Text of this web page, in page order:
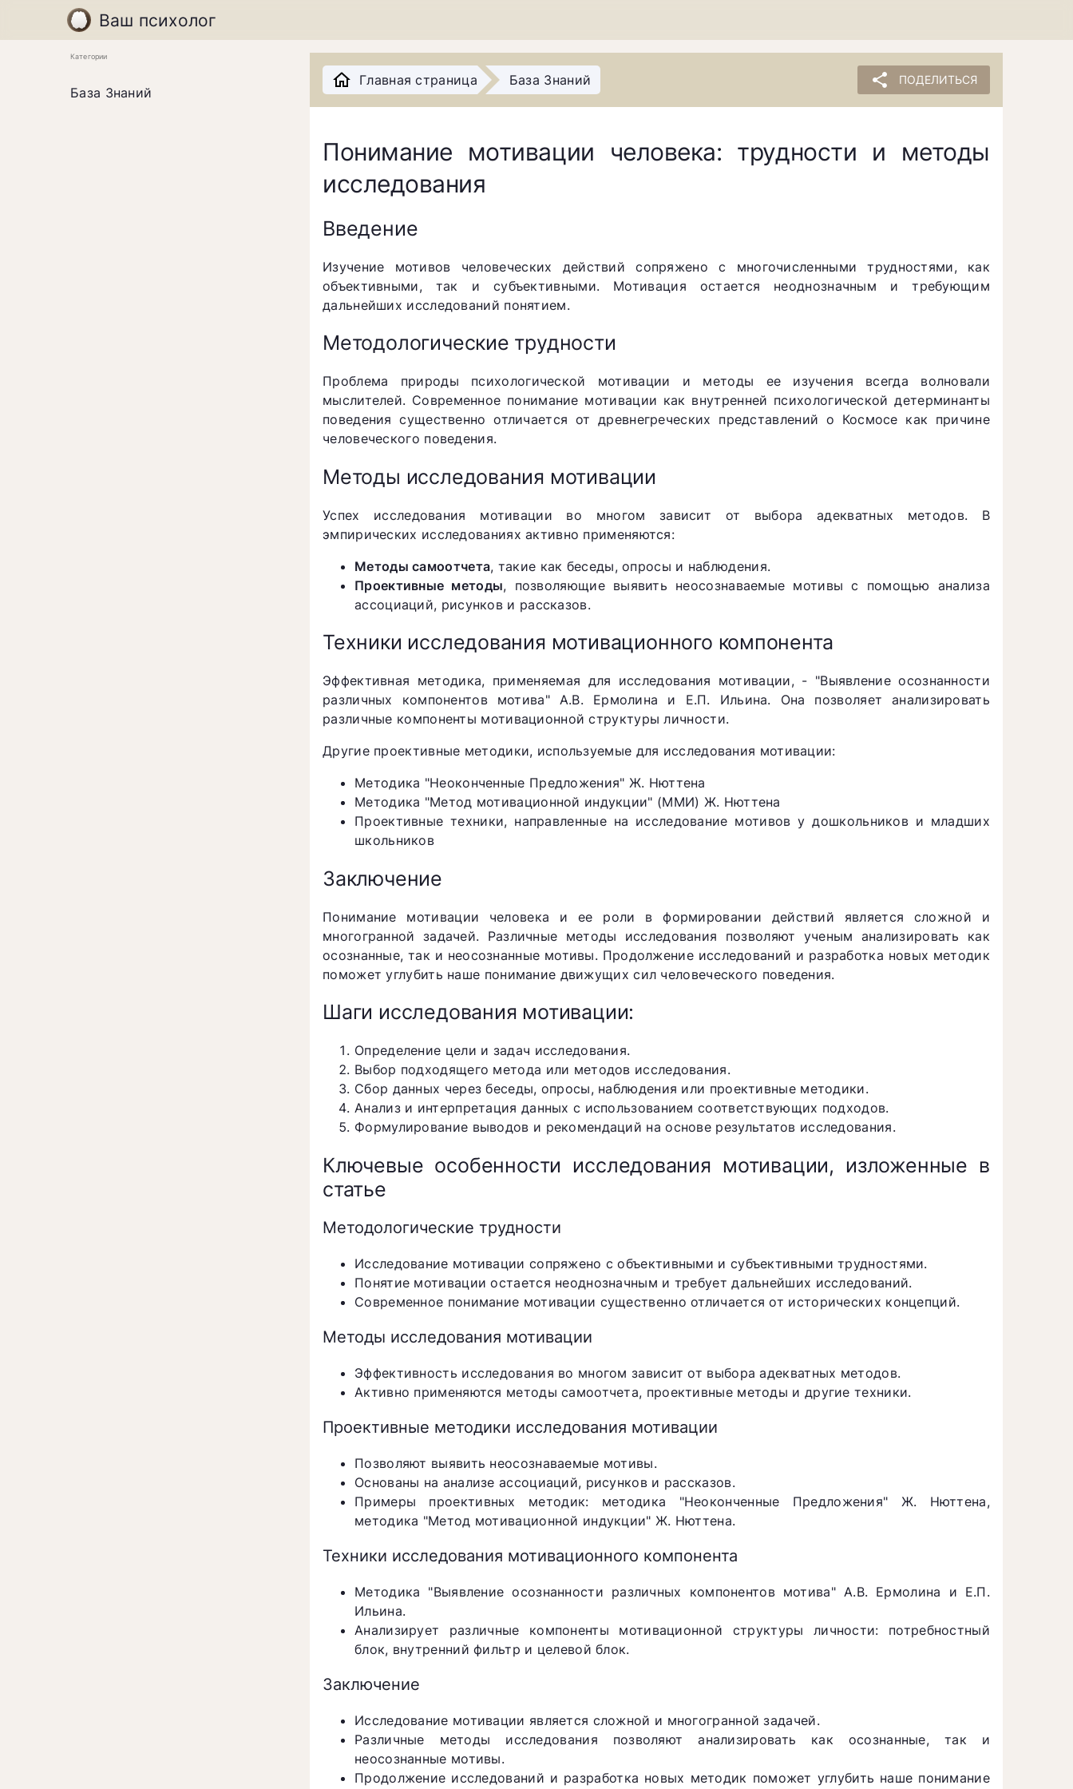
Ваш психолог
Категории
База Знаний
Главная страница База Знаний share ПОДЕЛИТЬСЯ
Понимание мотивации человека: трудности и методы
исследования
Введение
Изучение мотивов человеческих действий сопряжено с многочисленными трудностями, как
объективными, так и субъективными. Мотивация остается неоднозначным и требующим
дальнейших исследований понятием.
Методологические трудности
Проблема природы психологической мотивации и методы ее изучения всегда волновали
мыслителей. Современное понимание мотивации как внутренней психологической детерминанты
поведения существенно отличается от древнегреческих представлений о Космосе как причине
человеческого поведения.
Методы исследования мотивации
Успех исследования мотивации во многом зависит от выбора адекватных методов. В
эмпирических исследованиях активно применяются:
Методы самоотчета, такие как беседы, опросы и наблюдения.
Проективные методы, позволяющие выявить неосознаваемые мотивы с помощью анализа
ассоциаций, рисунков и рассказов.
Техники исследования мотивационного компонента
Эффективная методика, применяемая для исследования мотивации, - "Выявление осознанности
различных компонентов мотива" А.В. Ермолина и Е.П. Ильина. Она позволяет анализировать
различные компоненты мотивационной структуры личности.
Другие проективные методики, используемые для исследования мотивации:
Методика "Неоконченные Предложения" Ж. Нюттена
Методика "Метод мотивационной индукции" (ММИ) Ж. Нюттена
Проективные техники, направленные на исследование мотивов у дошкольников и младших
школьников
Заключение
Понимание мотивации человека и ее роли в формировании действий является сложной и
многогранной задачей. Различные методы исследования позволяют ученым анализировать как
осознанные, так и неосознанные мотивы. Продолжение исследований и разработка новых методик
поможет углубить наше понимание движущих сил человеческого поведения.
Шаги исследования мотивации:
Определение цели и задач исследования.
Выбор подходящего метода или методов исследования.
Сбор данных через беседы, опросы, наблюдения или проективные методики.
Анализ и интерпретация данных с использованием соответствующих подходов.
Формулирование выводов и рекомендаций на основе результатов исследования.
Ключевые особенности исследования мотивации, изложенные в
статье
Методологические трудности
Исследование мотивации сопряжено с объективными и субъективными трудностями.
Понятие мотивации остается неоднозначным и требует дальнейших исследований.
Современное понимание мотивации существенно отличается от исторических концепций.
Методы исследования мотивации
Эффективность исследования во многом зависит от выбора адекватных методов.
Активно применяются методы самоотчета, проективные методы и другие техники.
Проективные методики исследования мотивации
Позволяют выявить неосознаваемые мотивы.
Основаны на анализе ассоциаций, рисунков и рассказов.
Примеры проективных методик: методика "Неоконченные Предложения" Ж. Нюттена,
методика "Метод мотивационной индукции" Ж. Нюттена.
Техники исследования мотивационного компонента
Методика "Выявление осознанности различных компонентов мотива" А.В. Ермолина и Е.П.
Ильина.
Анализирует различные компоненты мотивационной структуры личности: потребностный
блок, внутренний фильтр и целевой блок.
Заключение
Исследование мотивации является сложной и многогранной задачей.
Различные методы исследования позволяют анализировать как осознанные, так и
неосознанные мотивы.
Продолжение исследований и разработка новых методик поможет углубить наше понимание